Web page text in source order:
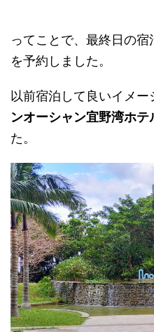
ってことで、最終日の
を予約しました。
以前宿泊して良いイメ
ンオーシャン宜野湾ホテ
た。